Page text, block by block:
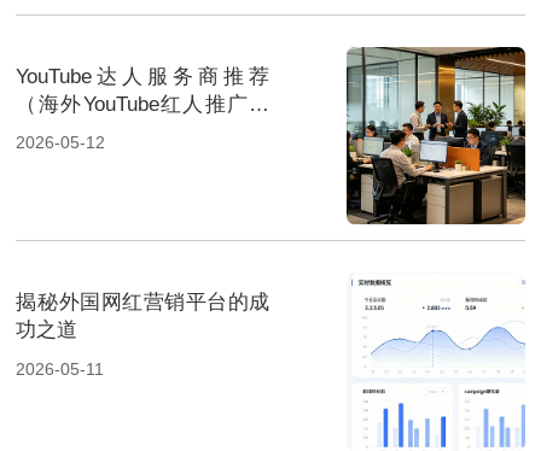
YouTube达人服务商推荐
（海外YouTube红人推广公
司盘点）
2026-05-12
揭秘外国网红营销平台的成
功之道
2026-05-11